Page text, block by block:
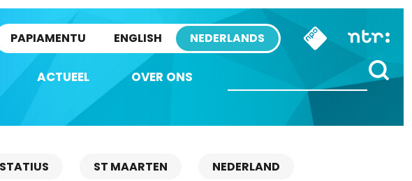
PAPIAMENTU ENGLISH NEDERLANDS
ACTUEEL OVER ONS
ST MAARTEN NEDERLAND